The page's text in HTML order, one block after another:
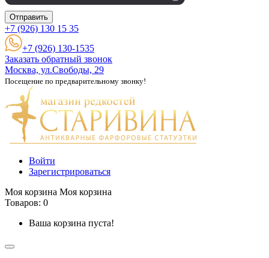
Отправить
+7 (926) 130 15 35
+7 (926) 130-1535
Заказать обратный звонок
Москва, ул.Свободы, 29
Посещение по предварительному звонку!
Войти
Зарегистрироваться
Моя корзина Моя корзина
Товаров: 0
Ваша корзина пуста!